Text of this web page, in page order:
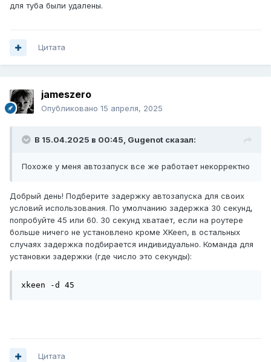
для туба были удалены.
Цитата
jameszero
Опубликовано 15 апреля, 2025
В 15.04.2025 в 00:45, Gugenot сказал:
Похоже у меня автозапуск все же работает некорректно
Добрый день! Подберите задержку автозапуска для своих
условий использования. По умолчанию задержка 30 секунд,
попробуйте 45 или 60. 30 секунд хватает, если на роутере
больше ничего не установлено кроме XKeen, в остальных
случаях задержка подбирается индивидуально. Команда для
установки задержки (где число это секунды):
xkeen -d 45
Цитата